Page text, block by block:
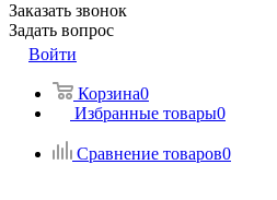
Заказать звонок
Задать вопрос
Войти
Корзина0
Избранные товары0
Сравнение товаров0